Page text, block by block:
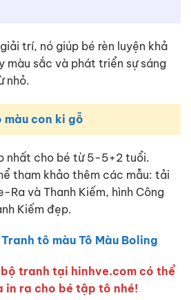
trí, nó giúp bé rèn luyện khả
màu sắc và phát triển sự sáng
nhỏ.
màu con ki gỗ
nhất cho bé từ 5-5+2 tuổi.
tham khảo thêm các mẫu: tải
Ra và Thanh Kiếm, hình Công
Kiếm đẹp.
Tranh tô màu Tô Màu Boling
tranh tại hinhve.com có thể
in ra cho bé tập tô nhé!